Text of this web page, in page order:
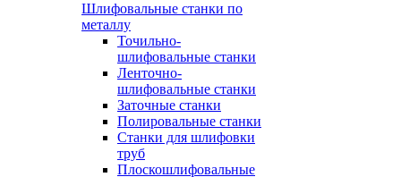
Шлифовальные станки по
металлу
Точильно-
шлифовальные станки
Ленточно-
шлифовальные станки
Заточные станки
Полировальные станки
Станки для шлифовки
труб
Плоскошлифовальные